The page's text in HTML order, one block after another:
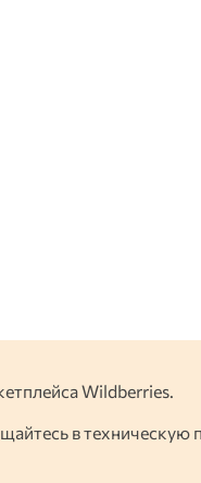
Wildberries.
в техническую